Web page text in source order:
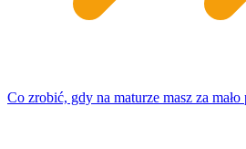
Co zrobić, gdy na maturze masz za